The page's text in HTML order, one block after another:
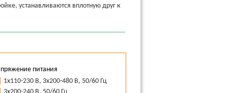
устанавливаются вплотную друг к
питания
1х110-230 В, 3х200-480 В, 50/60 Гц